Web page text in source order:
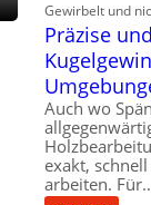
e
i
m
D
r
ü
c
k
u
g
l
g
e
w
i
n
d
Gewirbelt und
Präzise
Auch wo
exakt,
arbeiten.